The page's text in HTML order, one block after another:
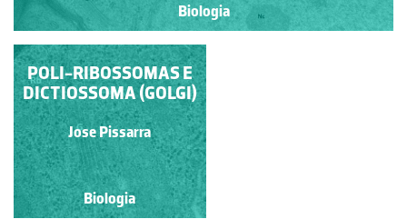
Biologia
CLOROPLASTO E
COMPLEXO DE GOLGI
Jose Pissarra
Biologia
POLI-RIBOSSOMAS E
DICTIOSSOMA (GOLGI)
Jose Pissarra
Biologia